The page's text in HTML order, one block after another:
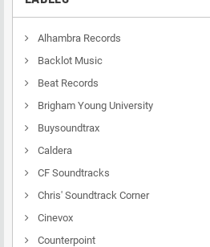
Alhambra Records
Backlot Music
Beat Records
Brigham Young University
Buysoundtrax
Caldera
CF Soundtracks
Chris' Soundtrack Corner
Cinevox
Counterpoint